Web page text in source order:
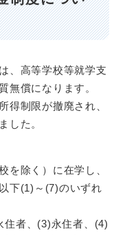
、高等学校等就学支
無償になります。
制限が撤廃され、
した。
除く）に在学し、
下(1)～(7)のいずれ
者、(3)永住者、(4)